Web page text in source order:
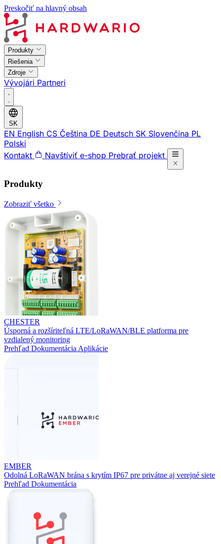
Preskočiť na hlavný obsah
Produkty
Riešenia
Zdroje
Vývojári Partneri
SK
EN English CS Čeština DE Deutsch SK Slovenčina PL
Polski
Kontakt
Navštíviť e-shop Prebrať projekt
Produkty
Zobraziť všetko
CHESTER
Úsporná a rozšíriteľná LTE/LoRaWAN/BLE platforma pre
vzdialený monitoring
Prehľad Dokumentácia Aplikácie
EMBER
Odolná LoRaWAN brána s krytím IP67 pre privátne aj verejné siete
Prehľad Dokumentácia